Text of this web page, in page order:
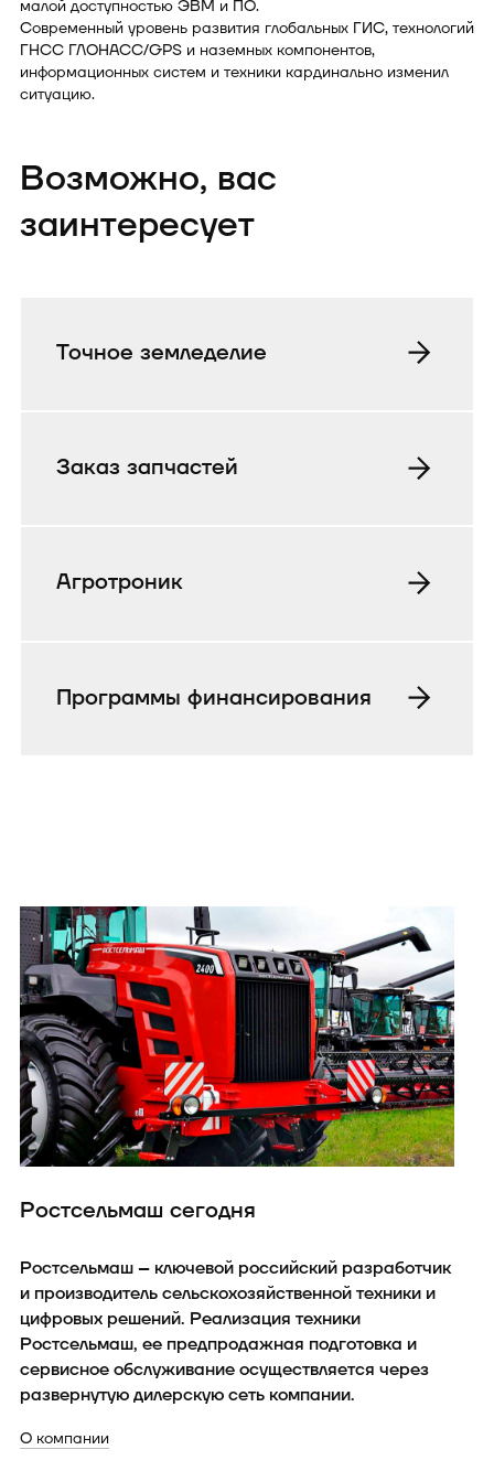
малой доступностью ЭВМ и ПО.
Современный уровень развития глобальных ГИС, технологий
ГНСС ГЛОНАСС/GPS и наземных компонентов,
информационных систем и техники кардинально изменил
ситуацию.
Возможно, вас
заинтересует
Точное земледелие
Заказ запчастей
Агротроник
Программы финансирования
Ростсельмаш сегодня
Ростсельмаш – ключевой российский разработчик
и производитель сельскохозяйственной техники и
цифровых решений. Реализация техники
Ростсельмаш, ее предпродажная подготовка и
сервисное обслуживание осуществляется через
развернутую дилерскую сеть компании.
О компании